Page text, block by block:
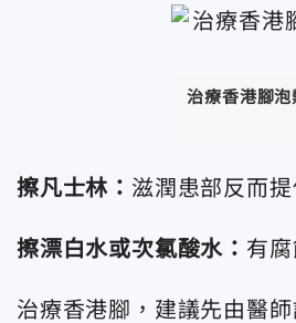
治療香港腳
擦凡士林： 滋潤患部反而
擦漂白水或次氯酸水： 有
治療香港腳，建議先由醫